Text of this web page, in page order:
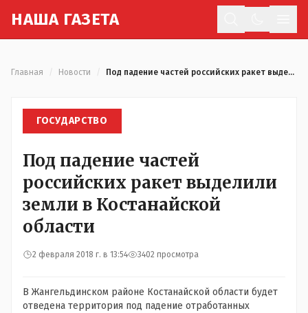
НАША ГАЗЕТА
Главная Новости Под падение частей российских ракет выделили земли в Костанайской области
ГОСУДАРСТВО
Под падение частей
российских ракет выделили
земли в Костанайской
области
2 февраля 2018 г. в 13:54 3402 просмотра
В Жангельдинском районе Костанайской области будет
отведена территория под падение отработанных